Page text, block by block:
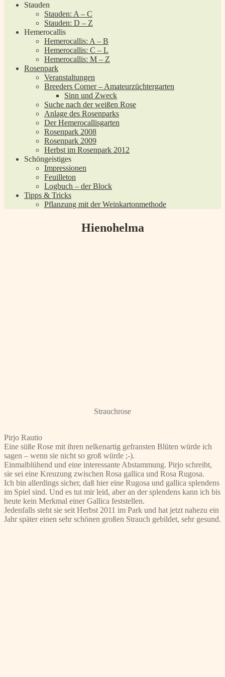
Stauden
Stauden: A – C
Stauden: D – Z
Hemerocallis
Hemerocallis: A – B
Hemerocallis: C – L
Hemerocallis: M – Z
Rosenpark
Veranstaltungen
Breeders Corner – Amateurzüchtergarten
Sinn und Zweck
Suche nach der weißen Rose
Anlage des Rosenparks
Der Hemerocallisgarten
Rosenpark 2008
Rosenpark 2009
Herbst im Rosenpark 2012
Schöngeistiges
Impressionen
Feuilleton
Logbuch – der Block
Tipps & Tricks
Pflanzung mit der Weinkartonmethode
Hienohelma
Strauchrose
Pirjo Rautio
Eine süße Rose mit ihren nelkenartig gefransten Blüten würde ich
sagen – wenn sie nicht so groß würde ;-).
Einmalblühend und eine interessante Abstammung. Pirjo schreibt,
sie sei eine Kreuzung zwischen Rosa gallica und Rosa Rugosa.
Ich bin allerdings sicher, daß hier eine Rugosa und gallica splendens
im Spiel sind. Und es tut mir leid, aber an der splendens kann ich bis
heute kein Merkmal einer Gallica feststellen.
Jedenfalls steht sie seit Herbst 2011 im Park und hat jetzt nahezu ein
Jahr später einen sehr schönen großen Strauch gebildet, sehr gesund.